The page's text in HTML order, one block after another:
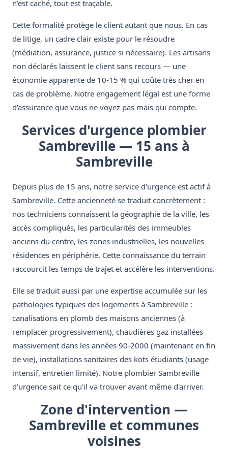
n'est caché, tout est traçable.
Cette formalité protège le client autant que nous. En cas
de litige, un cadre clair existe pour le résoudre
(médiation, assurance, justice si nécessaire). Les artisans
non déclarés laissent le client sans recours — une
économie apparente de 10-15 % qui coûte très cher en
cas de problème. Notre engagement légal est une forme
d'assurance que vous ne voyez pas mais qui compte.
Services d'urgence plombier
Sambreville — 15 ans à
Sambreville
Depuis plus de 15 ans, notre service d'urgence est actif à
Sambreville. Cette ancienneté se traduit concrètement :
nos techniciens connaissent la géographie de la ville, les
accès compliqués, les particularités des immeubles
anciens du centre, les zones industrielles, les nouvelles
résidences en périphérie. Cette connaissance du terrain
raccourcit les temps de trajet et accélère les interventions.
Elle se traduit aussi par une expertise accumulée sur les
pathologies typiques des logements à Sambreville :
canalisations en plomb des maisons anciennes (à
remplacer progressivement), chaudières gaz installées
massivement dans les années 90-2000 (maintenant en fin
de vie), installations sanitaires des kots étudiants (usage
intensif, entretien limité). Notre plombier Sambreville
d'urgence sait ce qu'il va trouver avant même d'arriver.
Zone d'intervention —
Sambreville et communes
voisines